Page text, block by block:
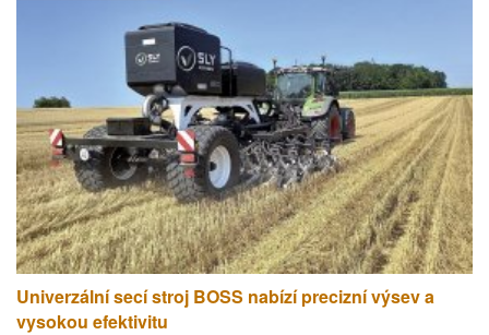
Univerzální secí stroj BOSS nabízí precizní výsev a
vysokou efektivitu